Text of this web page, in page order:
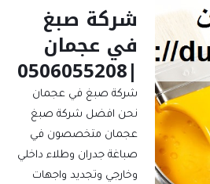
شركة صبغ
في عجمان
|0506055208
شركة صبغ في عجمان
نحن افضل شركة صبغ
عجمان متخصصون في
صباغة جدران وطلاء داخلي
وخارجي وتجديد واجهات